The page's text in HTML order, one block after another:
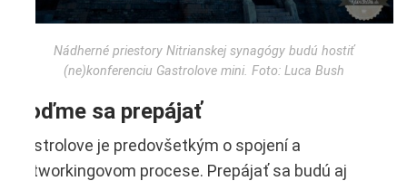
Nádherné priestory Nitrianskej synagógy budú hostiť
(ne)konferenciu Gastrolove mini. Foto: Luca Bush
Poďme sa prepájať
Gastrolove je predovšetkým o spojení a
networkingovom procese. Prepájať sa budú aj